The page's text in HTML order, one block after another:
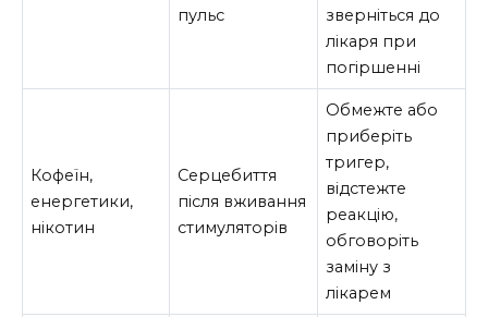
пульс
зверніться до
лікаря при
погіршенні
Кофеїн,
енергетики,
нікотин
Серцебиття
після вживання
стимуляторів
Обмежте або
приберіть
тригер,
відстежте
реакцію,
обговоріть
заміну з
лікарем